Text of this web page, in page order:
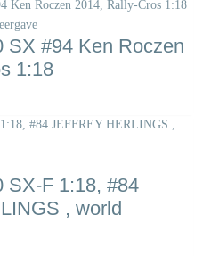
SX #94 Ken Roczen
1:18
SX-F 1:18, #84
, world